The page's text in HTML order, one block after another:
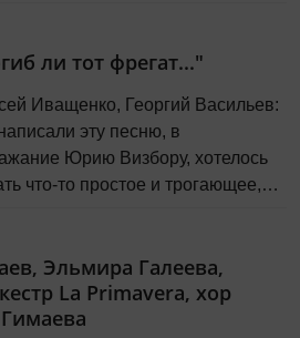
ли тот фрегат..."
Иващенко, Георгий Васильев:
эту песню, в
Юрию Визбору, хотелось
что-то простое и трогающее,
в день первого исполнения
мы узнали что Юрия
не стало. Так эта песня
Визбору". Видео:
Эльмира Галеева,
La Primavera, хор